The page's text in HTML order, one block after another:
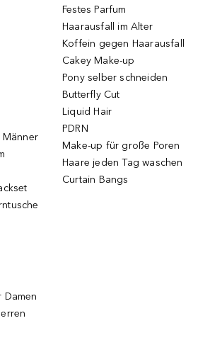
Festes Parfum
Haarausfall im Alter
Koffein gegen Haarausfall
Cakey Make-up
Pony selber schneiden
Butterfly Cut
Liquid Hair
PDRN
Make-up für große Poren
Haare jeden Tag waschen
Curtain Bangs
Damen